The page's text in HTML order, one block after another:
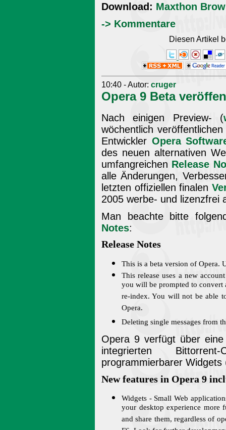
Download: Maxthon
-> Kommentare
Diesen Artikel
10:40 - Autor: cruger
Opera 9 Beta
Nach einigen Preview- (
wöchentlich
Entwickler Opera
des neuen alternativen
umfangreichen Release
alle Änderungen,
letzten offiziellen finalen
2005 werbe- und lizenzfrei
Man beachte bitte
Notes:
Release Notes
This is a beta version of Opera.
This release uses a new
you will be prompted to
re-index. You will not be able
Opera.
Deleting single messages from
Opera 9 verfügt über
integrierten
programmierbarer Widgets
New features in Opera 9
Widgets - Small Web
your desktop experience more
and share them, regardless of